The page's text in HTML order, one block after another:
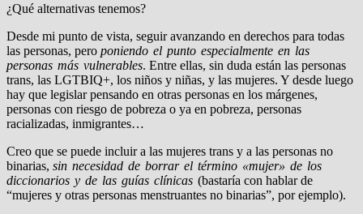
¿Qué alternativas tenemos?
Desde mi punto de vista, seguir avanzando en derechos para todas
las personas, pero poniendo el punto especialmente en las
personas más vulnerables. Entre ellas, sin duda están las personas
trans, las LGTBIQ+, los niños y niñas, y las mujeres. Y desde luego
hay que legislar pensando en otras personas en los márgenes,
personas con riesgo de pobreza o ya en pobreza, personas
racializadas, inmigrantes…
Creo que se puede incluir a las mujeres trans y a las personas no
binarias, sin necesidad de borrar el término «mujer» de los
diccionarios y de las guías clínicas (bastaría con hablar de
“mujeres y otras personas menstruantes no binarias”, por ejemplo).